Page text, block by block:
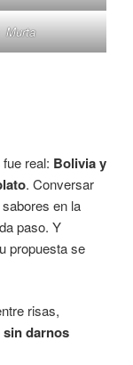
Murta
fue real: Bolivia y
. Conversar
en la
paso. Y
propuesta se
risas,
sin darnos